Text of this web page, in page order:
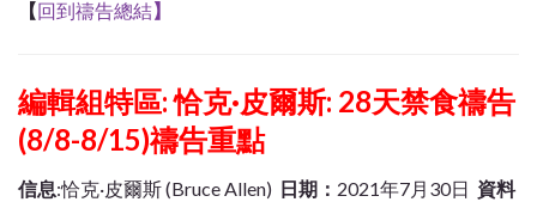
【回到禱告總結】
編輯組特區: 恰克·皮爾斯: 28天禁食禱告
(8/8-8/15)禱告重點
信息:恰克·皮爾斯 (Bruce Allen) 日期： 2021年7月30日 資料